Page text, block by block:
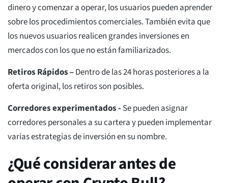
dinero y comenzar a operar, los usuarios pueden aprender
sobre los procedimientos comerciales. También evita que
los nuevos usuarios realicen grandes inversiones en
mercados con los que no están familiarizados.
Retiros Rápidos –Dentro de las 24 horas posteriores a la
oferta original, los retiros son posibles.
Corredores experimentados - Se pueden asignar
corredores personales a su cartera y pueden implementar
varias estrategias de inversión en su nombre.
¿Qué considerar antes de